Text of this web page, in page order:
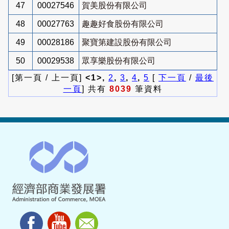
47 00027546 賀美股份有限公司
48 00027763 趣趣好食股份有限公司
49 00028186 聚寶第建設股份有限公司
50 00029538
眾享樂股份有限公司
[第一頁 / 上一頁] <1>, 2 , 3, 4, 5 [ 下一頁 / 最後
一頁] 共有 8039 筆資料